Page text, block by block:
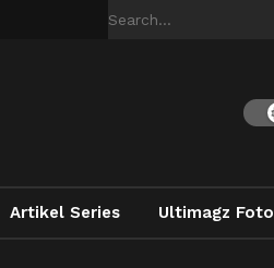
Artikel Series Ultimagz Foto